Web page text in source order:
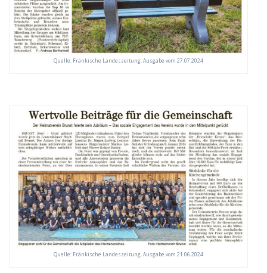
Quelle: Fränkische Landeszeitung, Ausgabe vom 27.07.2024
Quelle: Fränkische Landeszeitung, Ausgabe vom 21.06.2024